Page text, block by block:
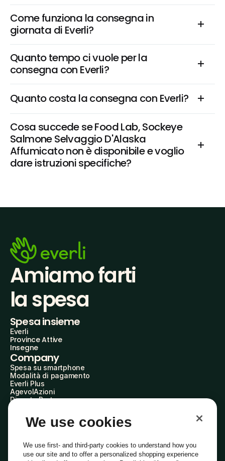
Come funziona la consegna in
giornata di Everli?
Quanto tempo ci vuole per la
consegna con Everli?
Quanto costa la consegna con Everli?
Cosa succede se Food Lab, Sockeye
Salmone Selvaggio D'Alaska
Affumicato non è disponibile e voglio
dare istruzioni specifiche?
Amiamo farti
la spesa
Spesa insieme
Everli
Province Attive
Insegne
Company
Spesa su smartphone
Modalità di pagamento
Everli Plus
AgevolAzioni
Diventa Partner
Everli Shoppers
About Us
Everli News
Domande frequenti
We use cookies
We use first- and third-party cookies to understand how you
use our site and to offer a personalized shopping experience